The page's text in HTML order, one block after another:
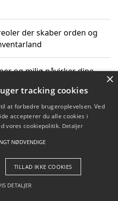
der skaber orden og
og miljø påvirker dine
grønnere hverdag
Blog Betingelser
×
tracking cookies
at forbedre brugeroplevelsen. Ved
accepterer du alle cookies i
vores cookiepolitik. Detaljer
NØDVENDIGE
TILLAD IKKE COOKIES
DETALJER